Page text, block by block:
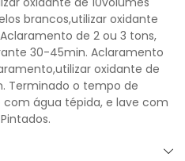
brancos,utilizar oxidante
de 2 ou 3 tons,
30-45min. Aclaramento
oxidante de
Terminado o tempo de
água tépida, e lave com